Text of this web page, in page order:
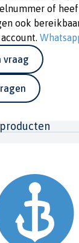
of
ook
vraag